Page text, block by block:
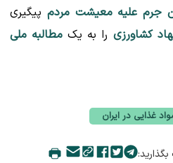
جرم علیه معیشت مردم پیگیری
کشاورزی را به یک مطالبه ملی
غذایی در ایران